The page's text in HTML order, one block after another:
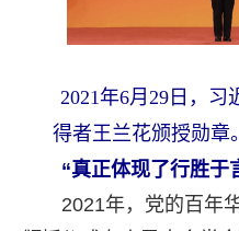
2021年6月29日，习
得者王兰花颁授勋章
“真正体现了行胜于
2021年，党的百年华